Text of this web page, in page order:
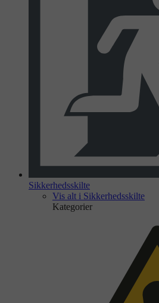
Sikkerhedsskilte
Vis alt i Sikkerhedsskilte
Kategorier